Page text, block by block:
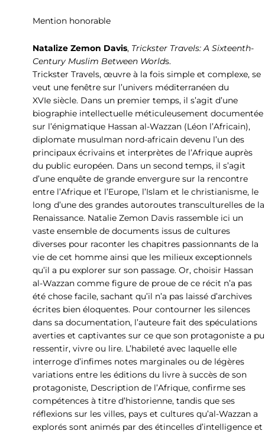
Mention honorable
Natalize Zemon Davis, Trickster Travels: A Sixteenth-
Century Muslim Between Worlds.
Trickster Travels, œuvre à la fois simple et complexe, se
veut une fenêtre sur l’univers méditerranéen du
XVIe siècle. Dans un premier temps, il s’agit d’une
biographie intellectuelle méticuleusement documentée
sur l’énigmatique Hassan al-Wazzan (Léon l’Africain),
diplomate musulman nord-africain devenu l’un des
principaux écrivains et interprètes de l’Afrique auprès
du public européen. Dans un second temps, il s’agit
d’une enquête de grande envergure sur la rencontre
entre l’Afrique et l’Europe, l’Islam et le christianisme, le
long d’une des grandes autoroutes transculturelles de la
Renaissance. Natalie Zemon Davis rassemble ici un
vaste ensemble de documents issus de cultures
diverses pour raconter les chapitres passionnants de la
vie de cet homme ainsi que les milieux exceptionnels
qu’il a pu explorer sur son passage. Or, choisir Hassan
al-Wazzan comme figure de proue de ce récit n’a pas
été chose facile, sachant qu’il n’a pas laissé d’archives
écrites bien éloquentes. Pour contourner les silences
dans sa documentation, l’auteure fait des spéculations
averties et captivantes sur ce que son protagoniste a pu
ressentir, vivre ou lire. L’habileté avec laquelle elle
interroge d’infimes notes marginales ou de légères
variations entre les éditions du livre à succès de son
protagoniste, Description de l’Afrique, confirme ses
compétences à titre d’historienne, tandis que ses
réflexions sur les villes, pays et cultures qu’al-Wazzan a
explorés sont animés par des étincelles d’intelligence et